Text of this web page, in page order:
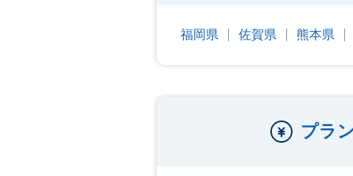
福岡県 佐賀県 熊本県
プラ